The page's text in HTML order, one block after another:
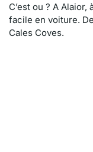
C’est ou ? A
facile en voiture.
Cales Coves.